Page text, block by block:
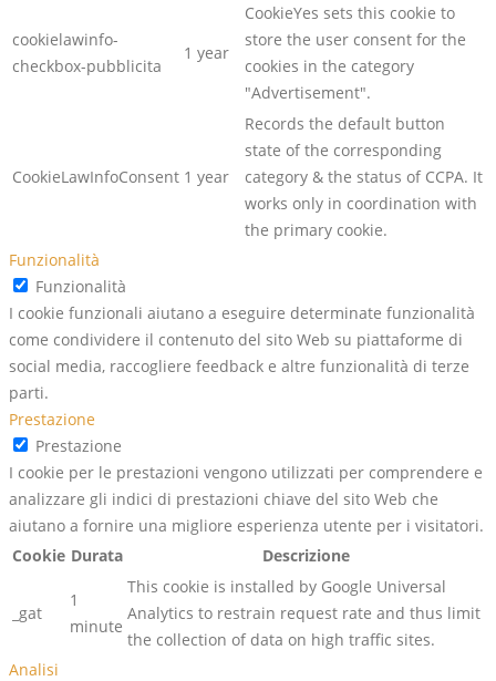
cookielawinfo-
checkbox-pubblicita
1 year
CookieYes sets this cookie to
store the user consent for the
cookies in the category
"Advertisement".
CookieLawInfoConsent 1 year
Records the default button
state of the corresponding
category & the status of CCPA. It
works only in coordination with
the primary cookie.
Funzionalità
Funzionalità
I cookie funzionali aiutano a eseguire determinate funzionalità
come condividere il contenuto del sito Web su piattaforme di
social media, raccogliere feedback e altre funzionalità di terze
parti.
Prestazione
Prestazione
I cookie per le prestazioni vengono utilizzati per comprendere e
analizzare gli indici di prestazioni chiave del sito Web che
aiutano a fornire una migliore esperienza utente per i visitatori.
Cookie Durata Descrizione
_gat
1
minute
This cookie is installed by Google Universal
Analytics to restrain request rate and thus limit
the collection of data on high traffic sites.
Analisi